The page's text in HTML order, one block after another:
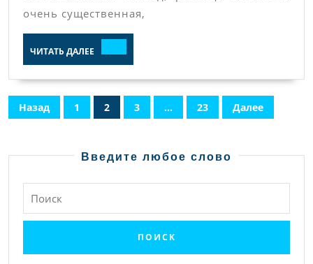
очень существенная,
ЧИТАТЬ ДАЛЕЕ ДАЛЕЕ
Пагинация
записей
Назад 1 2 3 … 23 Далее
Введите любое слово